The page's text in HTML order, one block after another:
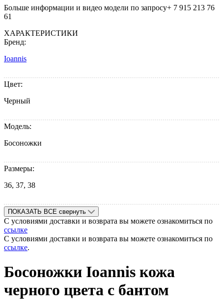
Больше информации и видео модели по запросу+ 7 915 213 76
61
ХАРАКТЕРИСТИКИ
Бренд:
Ioannis
Цвет:
Черный
Модель:
Босоножки
Размеры:
36, 37, 38
ПОКАЗАТЬ ВСЕ свернуть
С условиями доставки и возврата вы можете ознакомиться по
ссылке
С условиями доставки и возврата вы можете ознакомиться по
ссылке.
Босоножки Ioannis кожа
черного цвета с бантом